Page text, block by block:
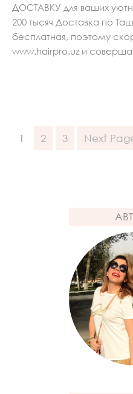
ДОСТАВКУ для ваших
200 тысяч Доставка по
бесплатная, поэтому
www.hairpro.uz и
Posts
1 2 3 Next